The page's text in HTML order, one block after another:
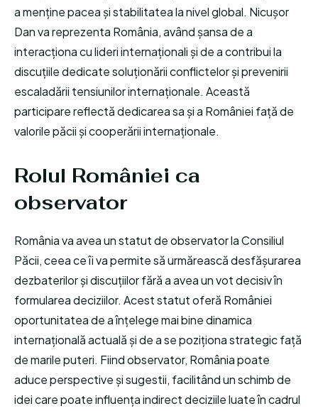
a menține pacea și stabilitatea la nivel global. Nicușor
Dan va reprezenta România, având șansa de a
interacționa cu lideri internaționali și de a contribui la
discuțiile dedicate soluționării conflictelor și prevenirii
escaladării tensiunilor internaționale. Această
participare reflectă dedicarea sa și a României față de
valorile păcii și cooperării internaționale.
Rolul României ca
observator
România va avea un statut de observator la Consiliul
Păcii, ceea ce îi va permite să urmărească desfășurarea
dezbaterilor și discuțiilor fără a avea un vot decisiv în
formularea deciziilor. Acest statut oferă României
oportunitatea de a înțelege mai bine dinamica
internațională actuală și de a se poziționa strategic față
de marile puteri. Fiind observator, România poate
aduce perspective și sugestii, facilitând un schimb de
idei care poate influența indirect deciziile luate în cadrul